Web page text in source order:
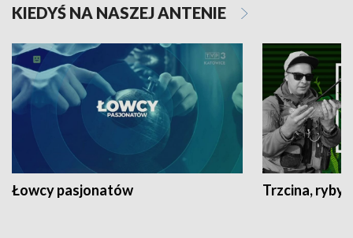
KIEDYŚ NA NASZEJ ANTENIE
Łowcy pasjonatów Trzcina, ryby